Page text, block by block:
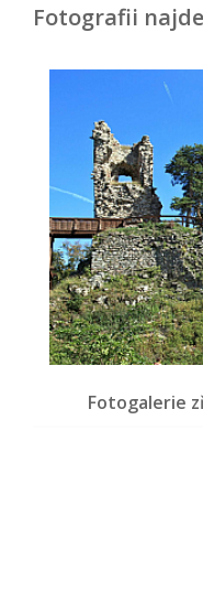
Fotografii
Fotogalerie